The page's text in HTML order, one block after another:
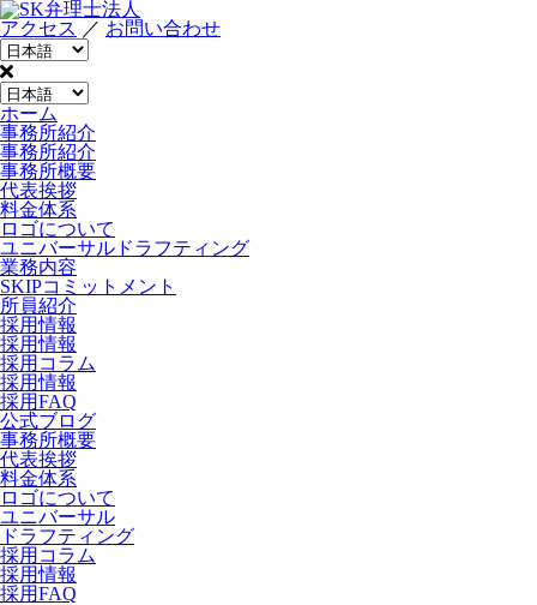
アクセス ／ お問い合わせ
ホーム
事務所紹介
事務所紹介
事務所概要
代表挨拶
料金体系
ロゴについて
ユニバーサルドラフティング
業務内容
SKIPコミットメント
所員紹介
採用情報
採用情報
採用コラム
採用情報
採用FAQ
公式ブログ
事務所概要
代表挨拶
料金体系
ロゴについて
ユニバーサル
ドラフティング
採用コラム
採用情報
採用FAQ